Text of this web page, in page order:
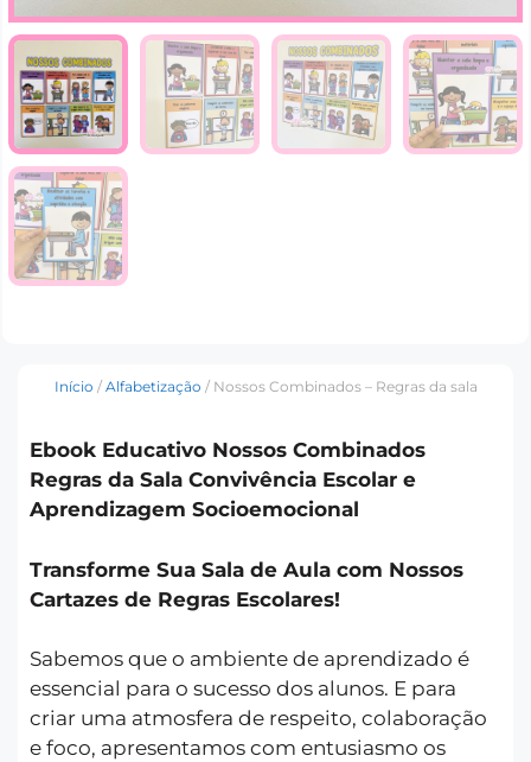
Início / Alfabetização / Nossos Combinados – Regras da sala
Ebook Educativo Nossos Combinados
Regras da Sala Convivência Escolar e
Aprendizagem Socioemocional
Transforme Sua Sala de Aula com Nossos
Cartazes de Regras Escolares!
Sabemos que o ambiente de aprendizado é
essencial para o sucesso dos alunos. E para
criar uma atmosfera de respeito, colaboração
e foco, apresentamos com entusiasmo os